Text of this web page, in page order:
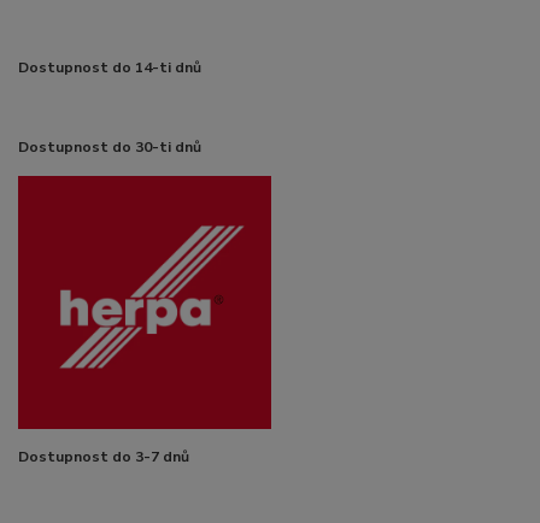
Dostupnost do 14-ti dnů
Dostupnost do 30-ti dnů
Dostupnost do 3-7 dnů